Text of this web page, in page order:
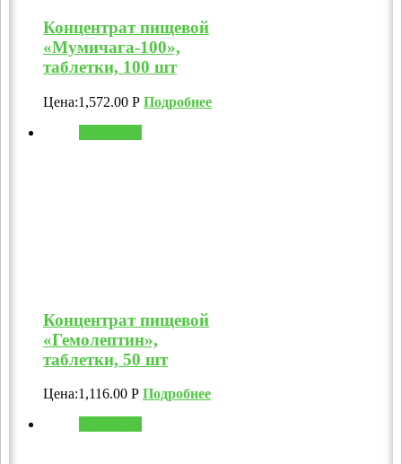
Концентрат пищевой
«Мумичага-100»,
таблетки, 100 шт
Цена:1,572.00 Р Подробнее
Концентрат пищевой
«Гемолептин»,
таблетки, 50 шт
Цена:1,116.00 Р Подробнее